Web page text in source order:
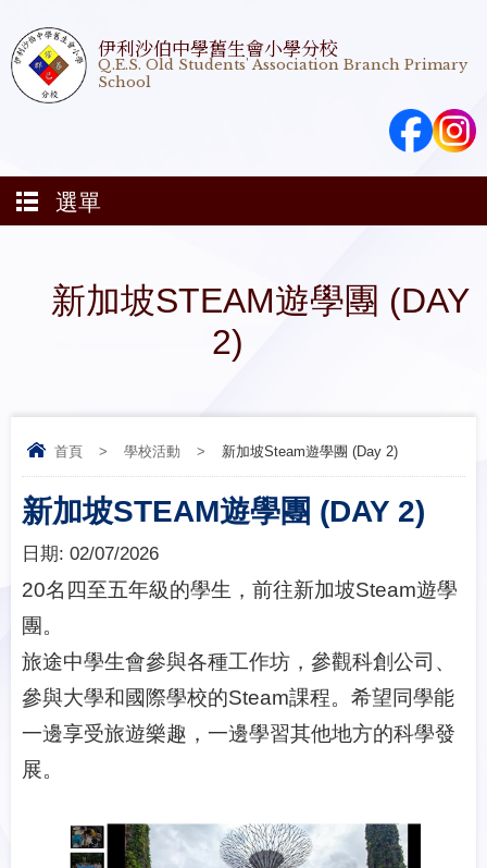
伊利沙伯中學舊生會小學分校
Q.E.S. Old Students' Association Branch Primary
School
選單
新加坡STEAM遊學團 (DAY
2)
首頁 > 學校活動 > 新加坡Steam遊學團 (Day 2)
新加坡STEAM遊學團 (DAY 2)
日期: 02/07/2026
20名四至五年級的學生，前往新加坡Steam遊學
團。
旅途中學生會參與各種工作坊，參觀科創公司、
參與大學和國際學校的Steam課程。希望同學能
一邊享受旅遊樂趣，一邊學習其他地方的科學發
展。